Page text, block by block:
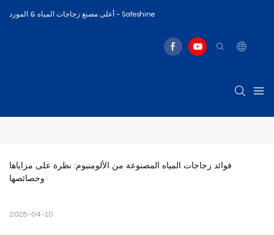
أعلى مصنع زجاجات المياه & المورد - Safeshine
فوائد زجاجات المياه المصنوعة من الألومنيوم: نظرة على مزاياها
وخصائصها
2025-04-10